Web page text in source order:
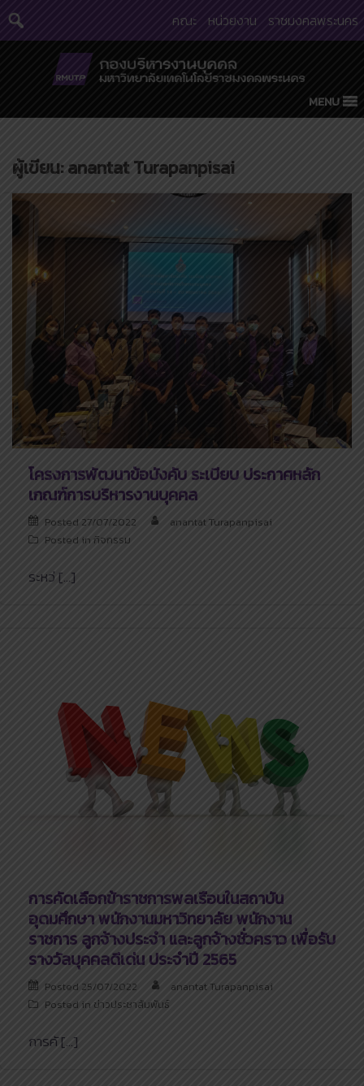
Skip
คณะ หน่วยงาน ราชมงคลพระนคร
MENU
ผู้เขียน:anantat Turapanpisai
โครงการพัฒนาข้อบังคับ ระเบียบ ประกาศหลัก
เกณฑ์การบริหารงานบุคคล
Posted 27/07/2022
anantat Turapanpisai
Posted in กิจกรรม
ระหว่ […]
การคัดเลือกข้าราชการพลเรือนในสถาบัน
อุดมศึกษา พนักงานมหาวิทยาลัย พนักงาน
ราชการ ลูกจ้างประจำ และลูกจ้างชั่วคราว เพื่อรับ
รางวัลบุคคลดีเด่น ประจำปี 2565
Posted 25/07/2022
anantat Turapanpisai
Posted in ข่าวประชาสัมพันธ์
การคั […]